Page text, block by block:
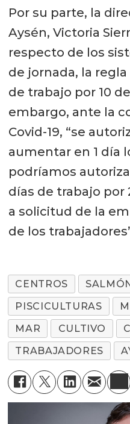
Por su parte, la
Aysén, Victoria
respecto de los
de jornada, la
de trabajo por 10
embargo, ante la
Covid-19, “se
aumentar en 1 día
podríamos
días de trabajo por
a solicitud de la
de los
CENTROS SALMÓN
PISCICULTURAS
MAR
CULTIVO
TRABAJADORES